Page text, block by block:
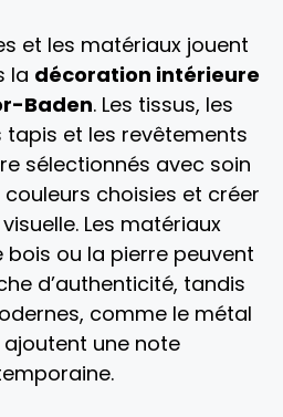
et les matériaux jouent
la décoration intérieure
Baden. Les tissus, les
tapis et les revêtements
sélectionnés avec soin
choisies et créer
Les matériaux
ou la pierre peuvent
d’authenticité, tandis
comme le métal
ajoutent une note